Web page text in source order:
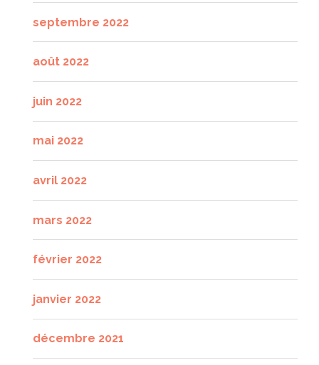
septembre 2022
août 2022
juin 2022
mai 2022
avril 2022
mars 2022
février 2022
janvier 2022
décembre 2021